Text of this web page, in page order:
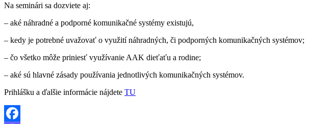
Na seminári sa dozviete aj:
– aké náhradné a podporné komunikačné systémy existujú,
– kedy je potrebné uvažovať o využití náhradných, či podporných komunikačných systémov;
– čo všetko môže priniesť využívanie AAK dieťaťu a rodine;
– aké sú hlavné zásady používania jednotlivých komunikačných systémov.
Prihlášku a ďalšie informácie nájdete TU